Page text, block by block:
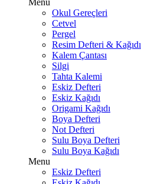
Menu
Okul Gereçleri
Cetvel
Pergel
Resim Defteri & Kağıdı
Kalem Çantası
Silgi
Tahta Kalemi
Eskiz Defteri
Eskiz Kağıdı
Origami Kağıdı
Boya Defteri
Not Defteri
Sulu Boya Defteri
Sulu Boya Kağıdı
Menu
Eskiz Defteri